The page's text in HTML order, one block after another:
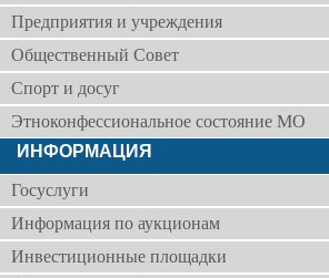
Предприятия и учреждения
Общественный Совет
Спорт и досуг
Этноконфессиональное состояние МО
ИНФОРМАЦИЯ
Госуслуги
Информация по аукционам
Инвестиционные площадки